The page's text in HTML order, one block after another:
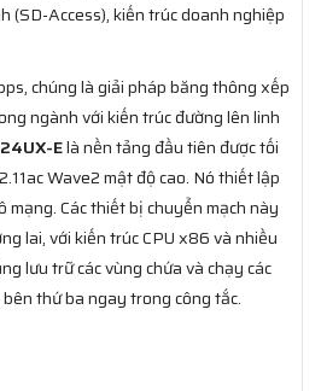
(SD-Access), kiến trúc doanh nghiệp
chúng là giải pháp băng thông xếp
ngành với kiến trúc đường lên linh
Elà nền tảng đầu tiên được tối
Wave2 mật độ cao. Nó thiết lập
mạng. Các thiết bị chuyển mạch này
lai, với kiến trúc CPU x86 và nhiều
lưu trữ các vùng chứa và chạy các
thứ ba ngay trong công tắc.